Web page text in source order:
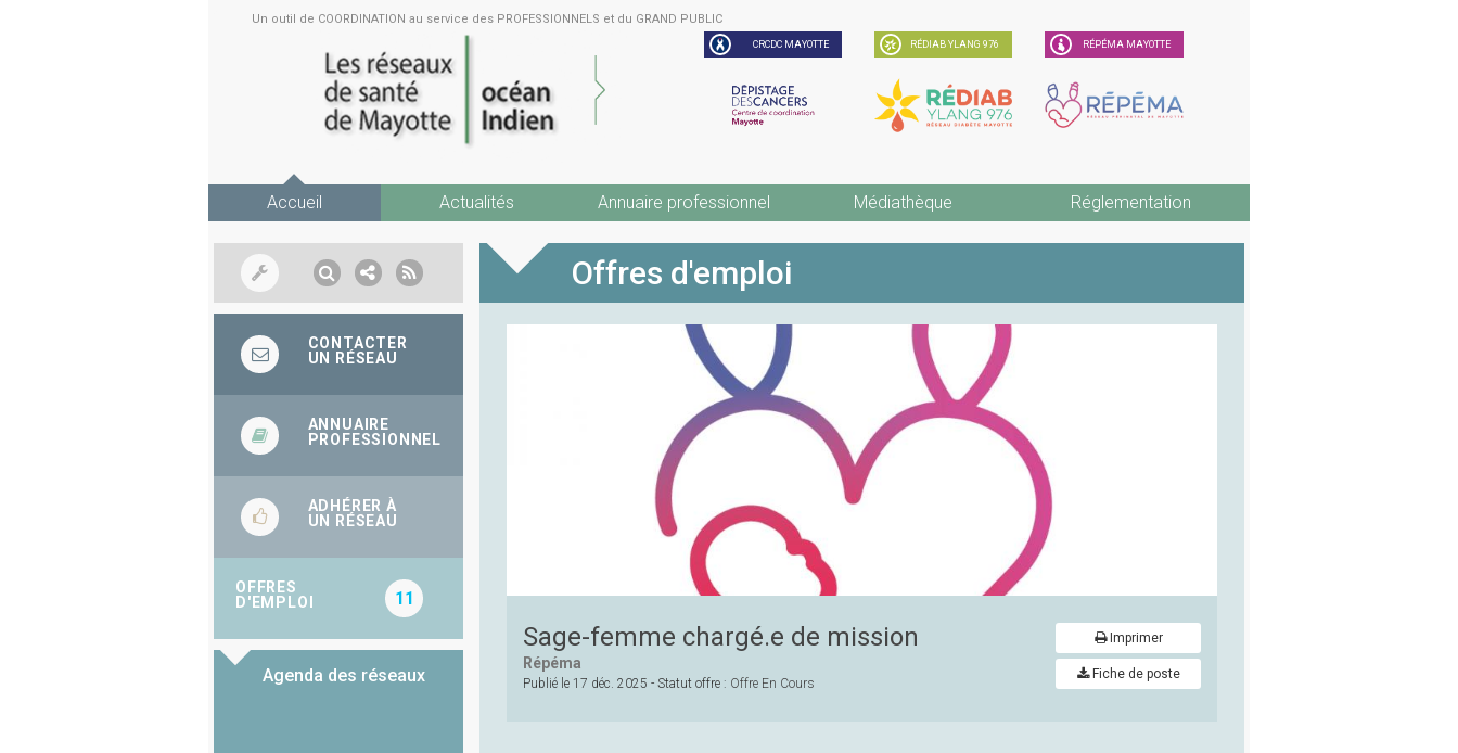
Un outil de COORDINATION au service des PROFESSIONNELS et du GRAND PUBLIC
CRCDC MAYOTTE RÉDIAB YLANG 976 RÉPÉMA MAYOTTE
Accueil Actualités Annuaire professionnel Médiathèque Réglementation
Offres d'emploi
Sage-femme chargé.e de mission
Répéma
Publié le 17 déc. 2025 - Statut offre : Offre En Cours
Imprimer
Fiche de poste
CONTACTER
UN RÉSEAU
ANNUAIRE
PROFESSIONNEL
ADHÉRER À
UN RÉSEAU
OFFRES
D'EMPLOI
11
Agenda des réseaux